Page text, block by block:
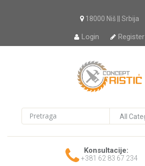
18000 Niš || Srbija
Login Register
Konsultacije:
+381 62 83 67 234